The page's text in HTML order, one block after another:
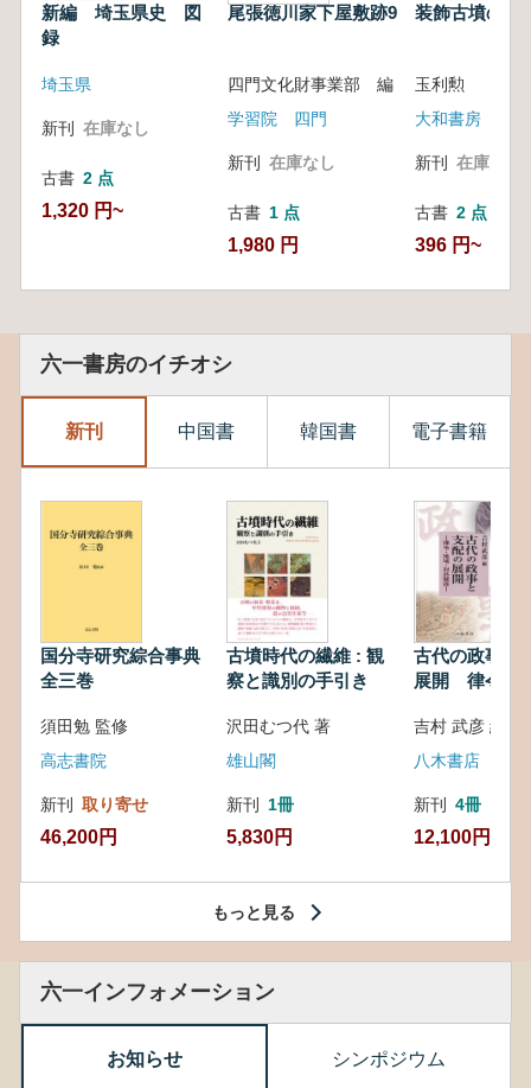
新編 埼玉県史 図
録
埼玉県
新刊 在庫なし
古書 2 点
1,320 円~
尾張徳川家下屋敷跡9
四門文化財事業部 編
学習院 四門
新刊 在庫なし
古書 1 点
1,980 円
装飾古墳の謎
玉利勲
大和書房
新刊 在庫なし
古書 2 点
396 円~
六一書房のイチオシ
新刊 中国書 韓国書 電子書籍
国分寺研究綜合事典
全三巻
須田勉 監修
高志書院
新刊 取り寄せ
46,200円
古墳時代の繊維 : 観
察と識別の手引き
沢田むつ代 著
雄山閣
新刊 1冊
5,830円
古代の政事と
展開 律令・
吉村 武彦 編集
八木書店
新刊 4冊
12,100円
もっと見る
六一インフォメーション
お知らせ シンポジウム